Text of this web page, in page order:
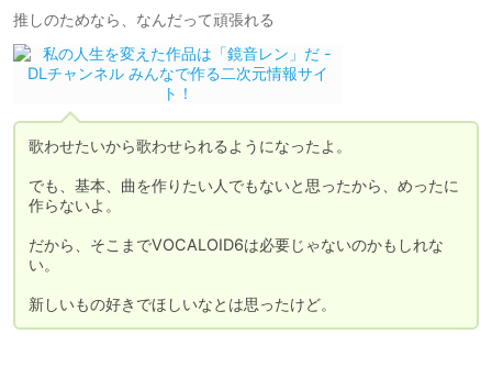
推しのためなら、なんだって頑張れる
歌わせたいから歌わせられるようになったよ。
でも、基本、曲を作りたい人でもないと思ったから、めったに
作らないよ。
だから、そこまでVOCALOID6は必要じゃないのかもしれな
い。
新しいもの好きでほしいなとは思ったけど。